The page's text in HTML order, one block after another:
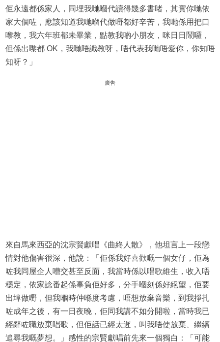
佢永遠都係家人，同埋我哋嗰代讀得幾多書啫，其實你哋依
家大個咗，應該知道我哋嗰代做嘢都好辛苦，我哋係用把口
嚟教，我六年班都未畢業，點教我啲小朋友，咪日日鬧囉，
但係出嚟都 OK，我哋唔識教呀，唔代表我哋唔愛你，你知唔
知呀？」
廣告
來自馬來西亞的沈宗賢獻唱《曲終人散》，他坦言上一段戀
情對他傷害很深，他說：「佢係我好喜歡嘅一個女仔，佢為
咗我同屋企人嘈交甚至反面，我當時係以唱歌維生，收入唔
穩定，依家諗番起係辜負佢好多，分手嗰刻係好絕望，佢要
出埠做嘢，但我嗰時仲喺度考慮，唔想放棄音樂，到我掙扎
咗成年之後，有一日夜晚，佢同我講不如分開啦，當時我已
經辭咗職放棄唱歌，但佢話已經太遲，叫我唔使放棄、繼續
追尋我嘅夢想。」感性的宗賢獻唱前先來一個獨白：「可能